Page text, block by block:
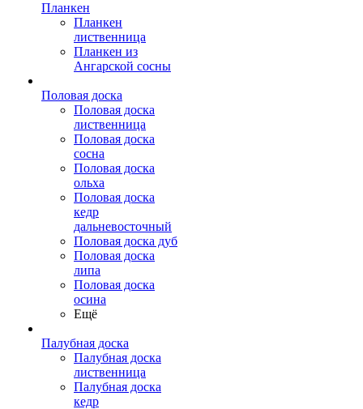
Планкен
Планкен
лиственница
Планкен из
Ангарской сосны
Половая доска
Половая доска
лиственница
Половая доска
сосна
Половая доска
ольха
Половая доска
кедр
дальневосточный
Половая доска дуб
Половая доска
липа
Половая доска
осина
Ещё
Палубная доска
Палубная доска
лиственница
Палубная доска
кедр